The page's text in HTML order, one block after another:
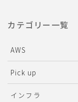
カテゴリー一覧
AWS
Pick up
インフラ